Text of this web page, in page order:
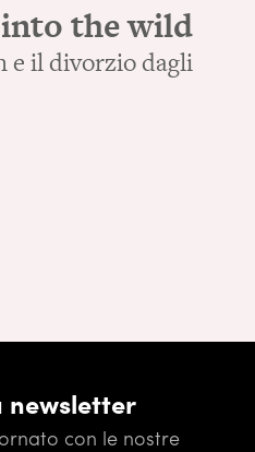
the wild
e il divorzio dagli
newsletter
con le nostre